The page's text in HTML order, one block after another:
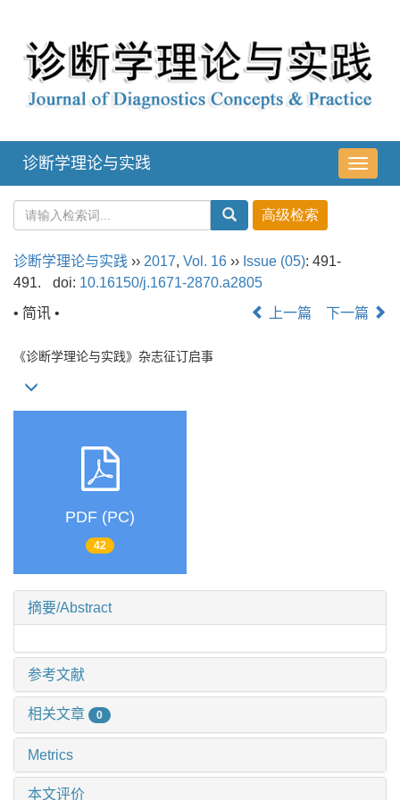
导
航
诊断学理论与实践
诊断学理论与实践 ›› 2017, Vol. 16 ›› Issue (05): 491-
491.
doi: 10.16150/j.1671-2870.a2805
• 简讯 •
上一篇 下一篇
《诊断学理论与实践》杂志征订启事
PDF (PC)
42
摘要/Abstract
参考文献
相关文章 0
Metrics
本文评价